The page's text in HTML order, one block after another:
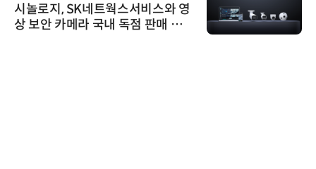
시놀로지, SK네트웍스서비스와 영
상 보안 카메라 국내 독점 판매 파